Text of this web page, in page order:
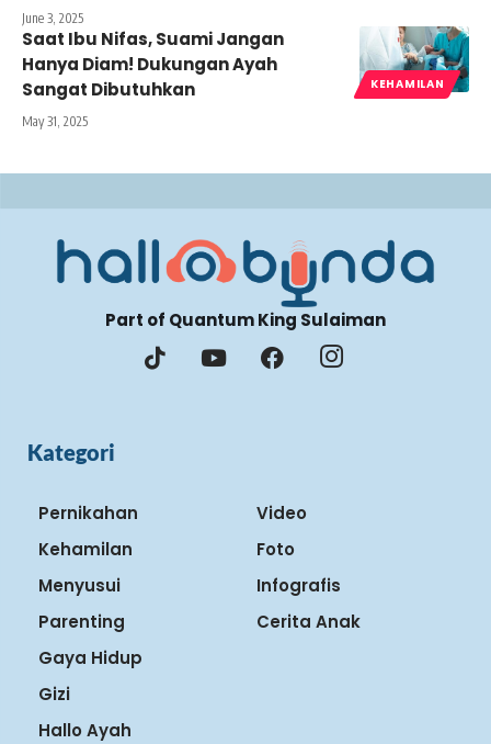
June 3, 2025
KEHAMILAN
Saat Ibu Nifas, Suami Jangan
Hanya Diam! Dukungan Ayah
Sangat Dibutuhkan
May 31, 2025
Part of Quantum King Sulaiman
Kategori
Pernikahan
Kehamilan
Menyusui
Parenting
Gaya Hidup
Gizi
Hallo Ayah
Video
Foto
Infografis
Cerita Anak